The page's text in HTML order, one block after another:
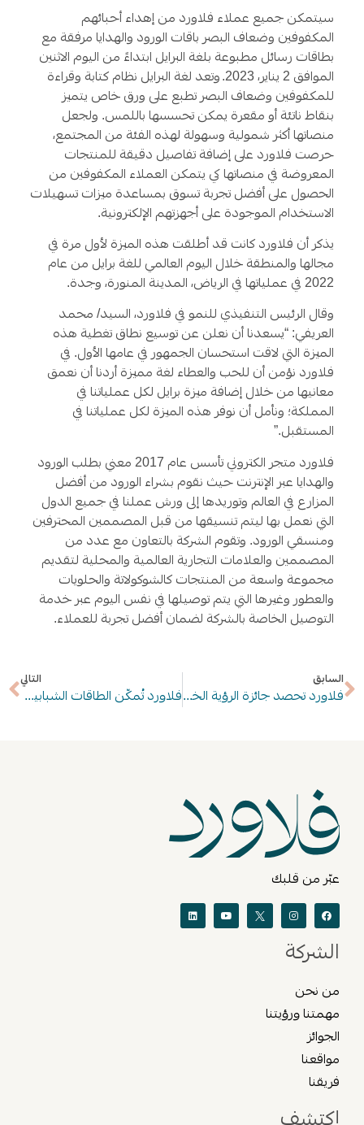
سيتمكن جميع عملاء فلاورد من إهداء أحبائهم
المكفوفين وضعاف البصر باقات الورود والهدايا مرفقة مع
بطاقات رسائل مطبوعة بلغة البرايل ابتداءً من اليوم الاثنين
الموافق 2 يناير، 2023. وتعد لغة البرايل نظام كتابة وقراءة
للمكفوفين وضعاف البصر تطبع على ورق خاص يتميز
بنقاط ناتئة أو مقعرة يمكن تحسسها باللمس. ولجعل
منصاتها أكثر شمولية وسهولة لهذه الفئة من المجتمع،
حرصت فلاورد على إضافة تفاصيل دقيقة للمنتجات
المعروضة في منصاتها كي يتمكن العملاء المكفوفين من
الحصول على أفضل تجربة تسوق بمساعدة ميزات تسهيلات
الاستخدام الموجودة على أجهزتهم الإلكترونية.
يذكر أن فلاورد كانت قد أطلقت هذه الميزة لأول مرة في
مجالها والمنطقة خلال اليوم العالمي للغة برايل من عام
2022 في عملياتها في الرياض، المدينة المنورة، وجدة.
وقال الرئيس التنفيذي للنمو في فلاورد، السيد/ محمد
العريفي: “يسعدنا أن نعلن عن توسيع نطاق تغطية هذه
الميزة التي لاقت استحسان الجمهور في عامها الأول. في
فلاورد نؤمن أن للحب والعطاء لغة مميزة أردنا أن نعمق
معانيها من خلال إضافة ميزة برايل لكل عملياتنا في
المملكة؛ ونأمل أن نوفر هذه الميزة لكل عملياتنا في
المستقبل.”
فلاورد متجر الكتروني تأسس عام 2017 معني بطلب الورود
والهدايا عبر الإنترنت حيث نقوم بشراء الورود من أفضل
المزارع في العالم وتوريدها إلى ورش عملنا في جميع الدول
التي نعمل بها ليتم تنسيقها من قبل المصممين المحترفين
ومنسقي الورود. وتقوم الشركة بالتعاون مع عدد من
المصممين والعلامات التجارية العالمية والمحلية لتقديم
مجموعة واسعة من المنتجات كالشوكولاتة والحلويات
والعطور وغيرها التي يتم توصيلها في نفس اليوم عبر خدمة
التوصيل الخاصة بالشركة لضمان أفضل تجربة للعملاء.
السابق
فلاورد تحصد جائزة الرؤية الخاصة
التالي
فلاورد تُمكّن الطاقات الشبابية في “وظيفتي”
عبّر من قلبك
الشركة
من نحن
مهمتنا ورؤيتنا
الجوائز
مواقعنا
فريقنا